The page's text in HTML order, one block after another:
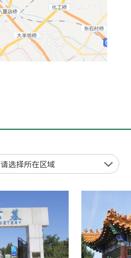
请选择所在区域